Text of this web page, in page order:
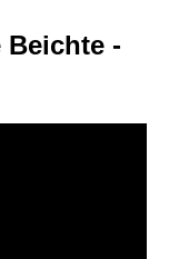
Beichte -